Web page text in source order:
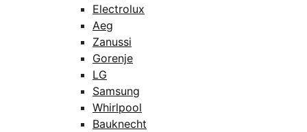
Electrolux
Aeg
Zanussi
Gorenje
LG
Samsung
Whirlpool
Bauknecht